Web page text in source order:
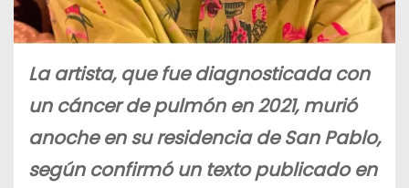
La artista, que fue diagnosticada con
un cáncer de pulmón en 2021, murió
anoche en su residencia de San Pablo,
según confirmó un texto publicado en